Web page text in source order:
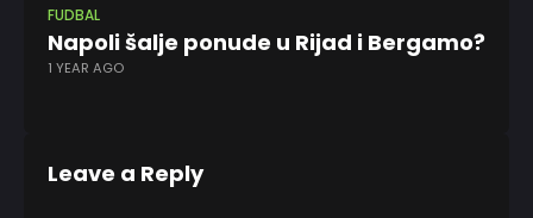
FUDBAL
Napoli šalje ponude u Rijad i Bergamo?
1 YEAR AGO
Leave a Reply